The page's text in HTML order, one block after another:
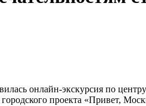
онлайн-экскурсия по
проекта «Привет,